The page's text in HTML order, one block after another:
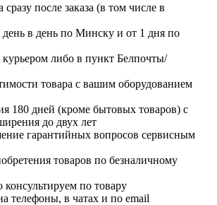
после заказа (в том числе в
день в день по Минску и от 1 дня по
курьером либо в пункт Белпочты/
товара с вашим оборудованием
180 дней (кроме бытовых товаров) с
до двух лет
гарантийных вопросов сервисным
товаров по безналичному
по товару
телефоны, в чатах и по email